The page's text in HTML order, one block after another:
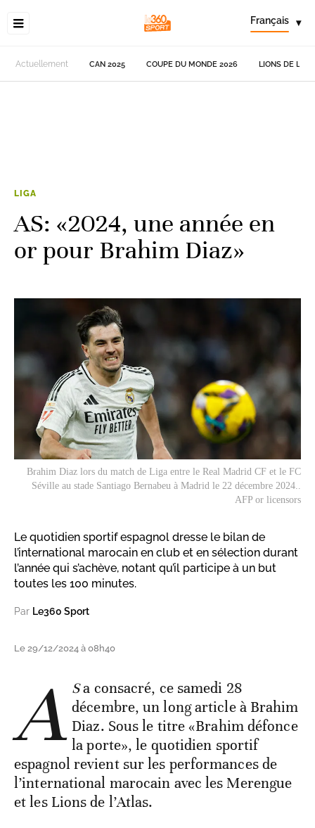
Français ▾
Actuellement CAN 2025 COUPE DU MONDE 2026 LIONS DE
LIGA
AS: «2024, une année en
or pour Brahim Diaz»
Brahim Diaz lors du match de Liga entre le Real Madrid CF et le FC
Séville au stade Santiago Bernabeu à Madrid le 22 décembre 2024..
AFP or licensors
Le quotidien sportif espagnol dresse le bilan de
l’international marocain en club et en sélection durant
l’année qui s’achève, notant qu’il participe à un but
toutes les 100 minutes.
Par Le360 Sport
Le 29/12/2024 à 08h40
A Sa consacré, ce samedi 28
décembre, un long article à Brahim
Diaz. Sous le titre «Brahim défonce
la porte», le quotidien sportif
espagnol revient sur les performances de
l’international marocain avec les Merengue
et les Lions de l’Atlas.